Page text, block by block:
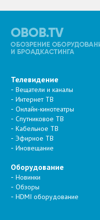
Телевидение
Вещатели и каналы
Интернет ТВ
Онлайн-кинотеатры
Спутниковое ТВ
Кабельное ТВ
Эфирное ТВ
Иновещание
Оборудование
Новинки
Обзоры
HDMI оборудование